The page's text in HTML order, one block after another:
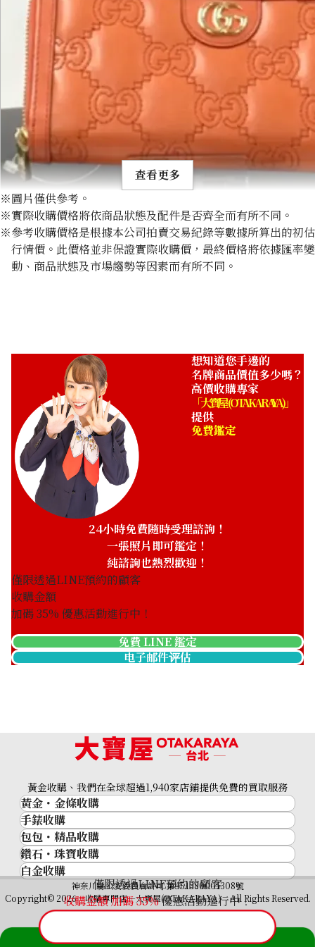
Gucci GG Matelasse wallet
gucci guccisima wallet
NTD 12,954
查看更多
※圖片僅供參考。
※實際收購價格將依商品狀態及配件是否齊全而有所不同。
※參考收購價格是根據本公司拍賣交易紀錄等數據所算出的初估
行情價。此價格並非保證實際收購價，最終價格將依據匯率變
動、商品狀態及市場趨勢等因素而有所不同。
想知道您手邊的
名牌商品價值多少嗎？
高價收購專家
「大寶屋 (OTAKARAYA)」
提供
免費鑑定
24小時免費隨時受理諮詢！
一張照片即可鑑定！
純諮詢也熱烈歡迎！
僅限透過LINE預約的顧客
收購金額
加碼35% 優惠活動進行中！
免費 LINE 鑑定
电子邮件评估
僅限透過LINE預約的顧客
收購金額 加碼35%優惠活動進行中！
黃金收購、我們在全球超過1,940家店鋪提供免費的買取服務
黃金・金條收購
黃金與貴金屬
金的錠
金幣
黃金過去10年
黃金飾品
黃金戒指
黃金項鍊
手錶收購
名牌手錶
Rolex
Patek Philippe
Audemars Piguet
Vacheron Constantin
A. Lange & Söhne
包包・精品收購
品牌精品
Cartier
LOUIS VUITTON
Hermès
CELINE
鑽石・珠寶收購
鑽石･珠寶
祖母綠（翠玉）
紅寶石（紅玉）
白金收購
神奈川縣公安委員會許可 第451380001308號
Copyright© 2026 收購專門店—大寶屋(OTAKARAYA) All Rights Reserved.